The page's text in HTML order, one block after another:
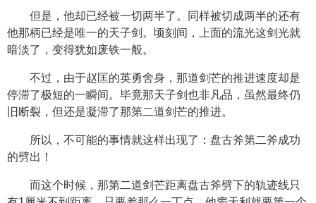
但是，他却已经被一切两半了。同样被切成两半的还有
他那柄已经是唯一的天子剑。顷刻间，上面的流光这剑光就
暗淡了，变得犹如废铁一般。
不过，由于赵匡的英勇舍身，那道剑芒的推进速度却是
停滞了极短的一瞬间。毕竟那天子剑也非凡品，虽然最终仍
旧断裂，但还是凝滞了那第二道剑芒的推进。
所以，不可能的事情就这样出现了：盘古斧第二斧成功
的劈出！
而这个时候，那第二道剑芒距离盘古斧劈下的轨迹线只